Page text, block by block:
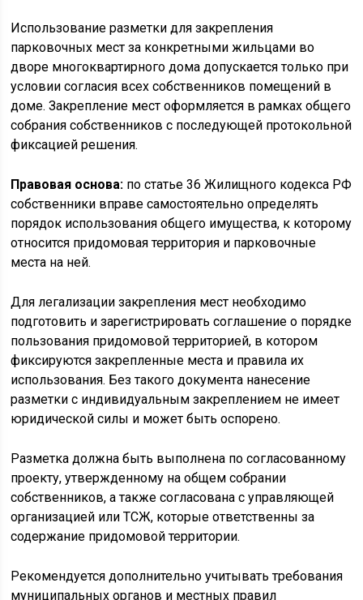
Использование разметки для закрепления
парковочных мест за конкретными жильцами во
дворе многоквартирного дома допускается только при
условии согласия всех собственников помещений в
доме. Закрепление мест оформляется в рамках общего
собрания собственников с последующей протокольной
фиксацией решения.
Правовая основа: по статье 36 Жилищного кодекса РФ
собственники вправе самостоятельно определять
порядок использования общего имущества, к которому
относится придомовая территория и парковочные
места на ней.
Для легализации закрепления мест необходимо
подготовить и зарегистрировать соглашение о порядке
пользования придомовой территорией, в котором
фиксируются закрепленные места и правила их
использования. Без такого документа нанесение
разметки с индивидуальным закреплением не имеет
юридической силы и может быть оспорено.
Разметка должна быть выполнена по согласованному
проекту, утвержденному на общем собрании
собственников, а также согласована с управляющей
организацией или ТСЖ, которые ответственны за
содержание придомовой территории.
Рекомендуется дополнительно учитывать требования
муниципальных органов и местных правил